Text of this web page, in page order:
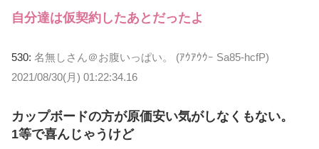
自分達は仮契約したあとだったよ
530: 名無しさん＠お腹いっぱい。 (ｱｳｱｳｳｰ Sa85-hcfP)
2021/08/30(月) 01:22:34.16
カップボードの方が原価安い気がしなくもない。
1等で喜んじゃうけど